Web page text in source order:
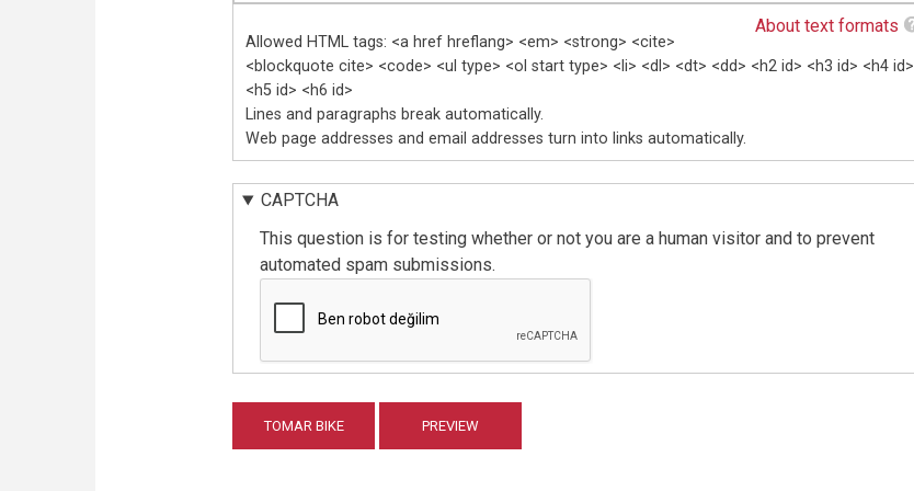
About text formats
Allowed HTML tags: <a href hreflang> <em> <strong> <cite>
<blockquote cite> <code> <ul type> <ol start type> <li> <dl> <dt> <dd> <h2 id> <h3 id> <h4 id>
<h5 id> <h6 id>
Lines and paragraphs break automatically.
Web page addresses and email addresses turn into links automatically.
CAPTCHA
This question is for testing whether or not you are a human visitor and to prevent
automated spam submissions.